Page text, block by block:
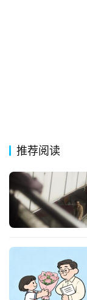
推荐阅读